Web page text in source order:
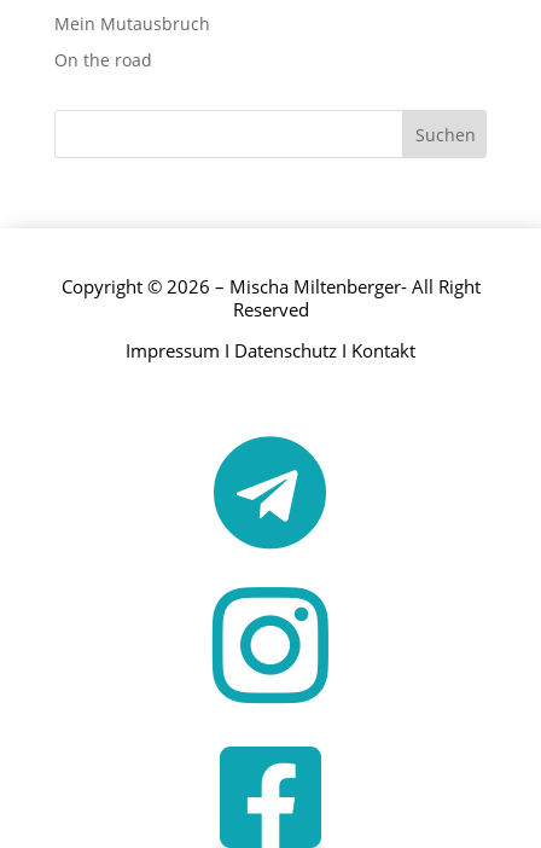
Mein Mutausbruch
On the road
Copyright © 2026 – Mischa Miltenberger- All Right
Reserved
Impressum I Datenschutz I Kontakt


